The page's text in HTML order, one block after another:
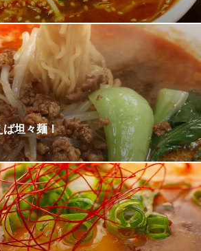
だんに使ったコクのある辛さが味わえる
」。メニュー登場以来、じわじわと人気
を誇る人気メニューとなりました。た
わいある辛麺をお試しください。
徒歩14分
11
ば坦々麺！
店の人気メニューです！辛さも調整でき